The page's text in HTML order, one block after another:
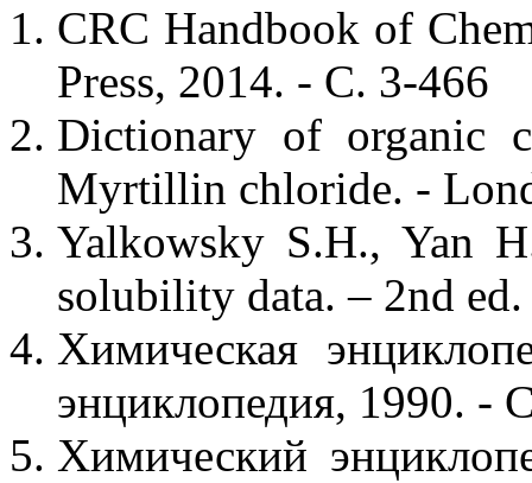
CRC Handbook of
Press, 2014. - С. 3-466
Dictionary of organic
Myrtillin chloride. -
Yalkowsky S.H., Yan
solubility data. – 2nd
Химическая
энциклопедия, 1990. -
Химический